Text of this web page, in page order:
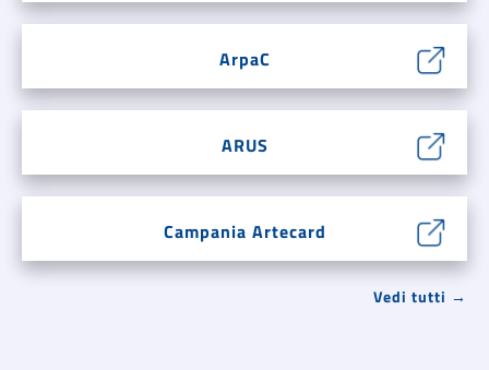
ArpaC
ARUS
Campania Artecard
Vedi tutti →